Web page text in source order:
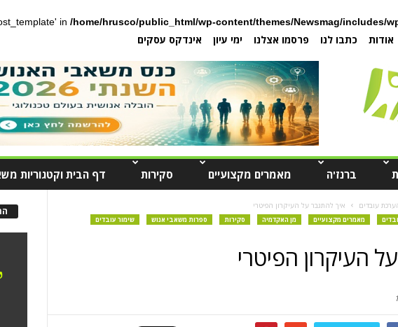
in /home/hrusco/public_html/wp-content/themes/Newsmag/includes/
אודות כתבו לנו פרסמו אצלנו ימי עיון אינדקס עסקים
ברנז'ה מאמרים מקצועיים סקירות דף הבית וקטגוריות
עובדים איך להתגבר על העיקרון הפיטרי
מאמרים מקצועיים מן האקדמיה סקירות ספרות משאבי אנוש
שימור עובדים
העיקרון הפיטרי